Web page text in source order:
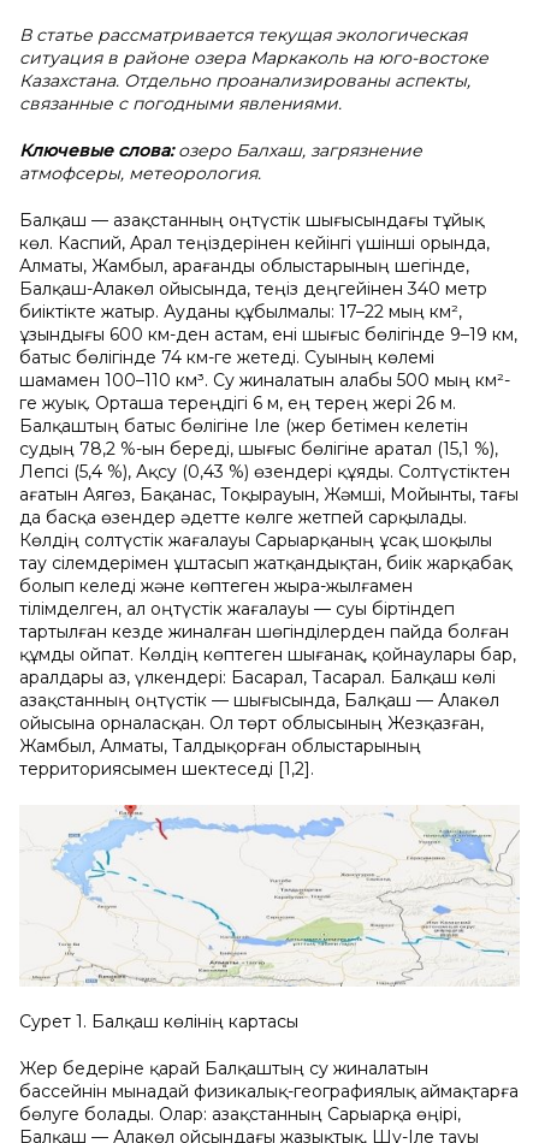
В статье рассматривается текущая экологическая
ситуация в районе озера Маркаколь на юго-востоке
Казахстана. Отдельно проанализированы аспекты,
связанные с погодными явлениями.
Ключевые слова:озеро Балхаш, загрязнение
атмофсеры, метеорология.
Балқаш — Қазақстанның оңтүстік шығысындағы тұйық
көл. Каспий, Арал теңіздерінен кейінгі үшінші орында,
Алматы, Жамбыл, Қарағанды облыстарының шегінде,
Балқаш-Алакөл ойысында, теңіз деңгейінен 340 метр
биіктікте жатыр. Ауданы құбылмалы: 17–22 мың км²,
ұзындығы 600 км-ден астам, ені шығыс бөлігінде 9–19 км,
батыс бөлігінде 74 км-ге жетеді. Суының көлемі
шамамен 100–110 км³. Су жиналатын алабы 500 мың км²-
ге жуық. Орташа тереңдігі 6 м, ең терең жері 26 м.
Балқаштың батыс бөлігіне Іле (жер бетімен келетін
судың 78,2 %-ын береді, шығыс бөлігіне Қаратал (15,1 %),
Лепсі (5,4 %), Ақсу (0,43 %) өзендері құяды. Солтүстіктен
ағатын Аягөз, Бақанас, Тоқырауын, Жәмші, Мойынты, тағы
да басқа өзендер әдетте көлге жетпей сарқылады.
Көлдің солтүстік жағалауы Сарыарқаның ұсақ шоқылы
тау сілемдерімен ұштасып жатқандықтан, биік жарқабақ
болып келеді және көптеген жыра-жылғамен
тілімделген, ал оңтүстік жағалауы — суы біртіндеп
тартылған кезде жиналған шөгінділерден пайда болған
құмды ойпат. Көлдің көптеген шығанақ, қойнаулары бар,
аралдары аз, үлкендері: Басарал, Тасарал. Балқаш көлі
Қазақстанның оңтүстік — шығысында, Балқаш — Алакөл
ойысына орналасқан. Ол төрт облысының Жезқазған,
Жамбыл, Алматы, Талдықорған облыстарының
территориясымен шектеседі [1,2].
Сурет 1. Балқаш көлінің картасы
Жер бедеріне қарай Балқаштың су жиналатын
бассейнін мынадай физикалық-географиялық аймақтарға
бөлуге болады. Олар: Қазақстанның Сарыарқа өңірі,
Балқаш — Алакөл ойсындағы жазықтық, Шу-Іле тауы